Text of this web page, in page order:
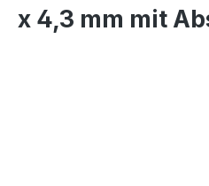
x 4,3 mm mit